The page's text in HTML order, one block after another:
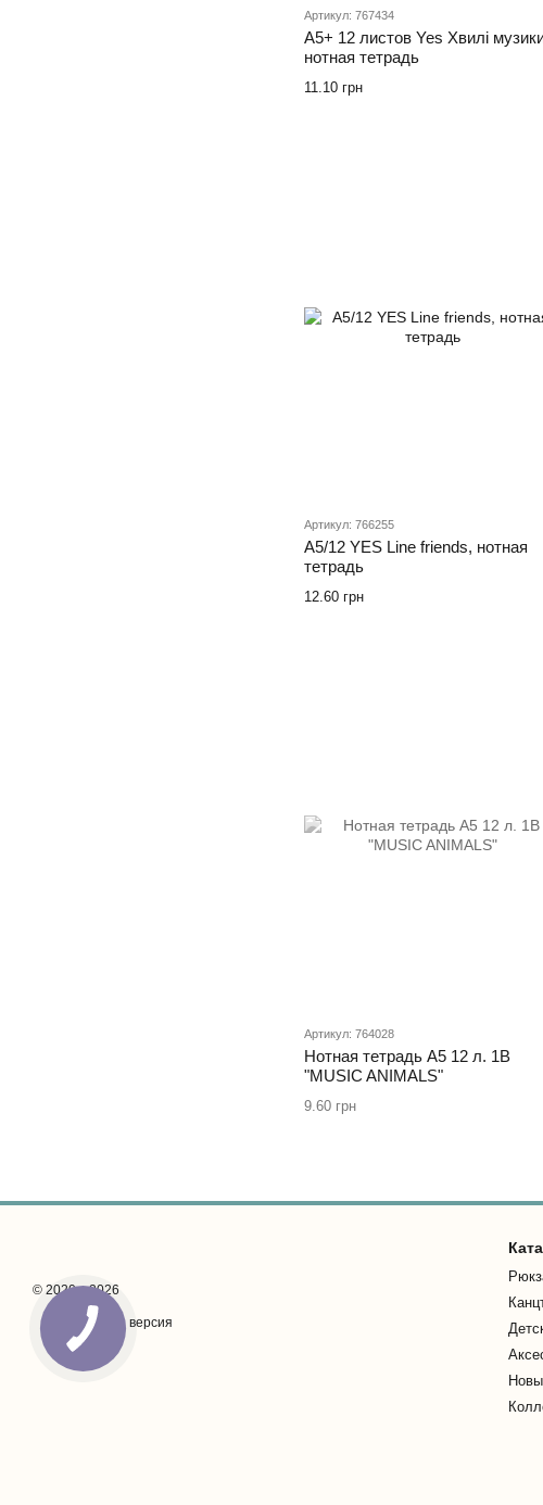
Артикул: 767434
А5+ 12 листов Yes Хвилі
нотная тетрадь
11.10 грн
Артикул: 766255
А5/12 YES Line friends, нотная
тетрадь
12.60 грн
Артикул: 764028
Нотная тетрадь А5 12 л. 1В
"MUSIC ANIMALS"
9.60 грн
© 2020—2026
Мобильная версия